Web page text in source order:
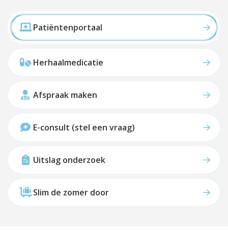
Patiëntenportaal
Herhaalmedicatie
Afspraak maken
E-consult (stel een vraag)
Uitslag onderzoek
Slim de zomer door